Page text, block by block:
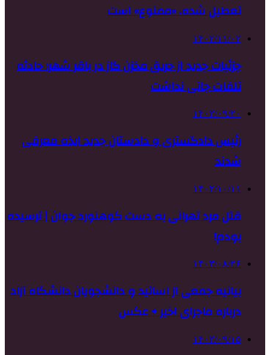
تعطیل شده، «ممنوع» است
۱۴۰۲/۱۱/۰۲
جزئیات جدید از حریق مخزن گاز در باقر شهر؛ حادثه
تلفات جانی نداشت
۱۴۰۳/۰۹/۲۰
رئیس دادگستری و دادستان جدید ایذه معرفی
شدند
۱۴۰۲/۱۰/۱۱
قتل مرد تهرانی به دست کوهنورد جوان | ترسیده
بودم!
۱۴۰۳/۰۸/۲۶
بیانیه جمعی از اساتید و دانشجویان دانشگاه آزاد
درباره ماجرای اخیر + عکس
۱۴۰۳/۰۹/۱۵